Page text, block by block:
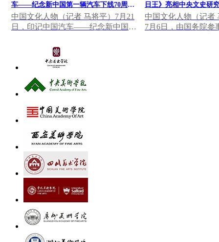
车——纪念新中国第一辆汽车下线70周年
大众篆刻作品展”发表视频致辞
中国文化人物（记者 马将平）7月21
日，印记中国汽车——纪念新中国第
在中国一汽博物馆...
日王》亮相中央文史研
果展
中国文化人物（记者
7月6日，由国务院参